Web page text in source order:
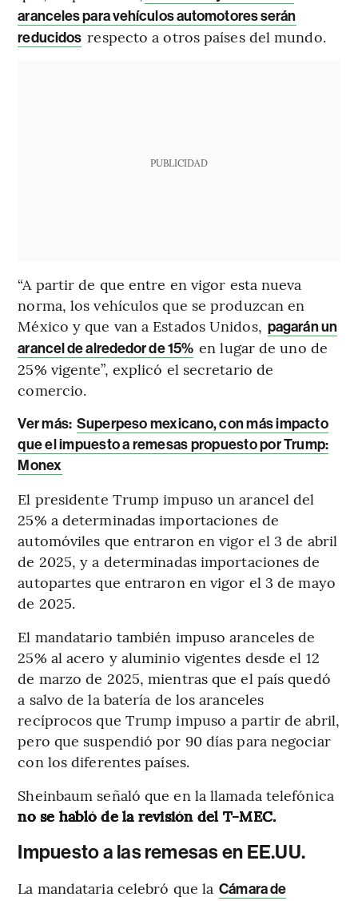
aranceles para vehículos automotores serán
reducidos respecto a otros países del mundo.
PUBLICIDAD
“A partir de que entre en vigor esta nueva
norma, los vehículos que se produzcan en
México y que van a Estados Unidos, pagarán un
arancel de alrededor de 15% en lugar de uno de
25% vigente”, explicó el secretario de
comercio.
Ver más: Superpeso mexicano, con más impacto
que el impuesto a remesas propuesto por Trump:
Monex
El presidente Trump impuso un arancel del
25% a determinadas importaciones de
automóviles que entraron en vigor el 3 de abril
de 2025, y a determinadas importaciones de
autopartes que entraron en vigor el 3 de mayo
de 2025.
El mandatario también impuso aranceles de
25% al acero y aluminio vigentes desde el 12
de marzo de 2025, mientras que el país quedó
a salvo de la batería de los aranceles
recíprocos que Trump impuso a partir de abril,
pero que suspendió por 90 días para negociar
con los diferentes países.
Sheinbaum señaló que en la llamada telefónica
no se habló de la revisión del T-MEC.
Impuesto a las remesas en EE.UU.
La mandataria celebró que la Cámara de